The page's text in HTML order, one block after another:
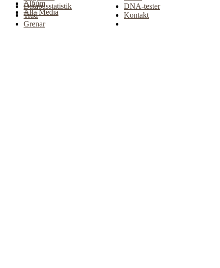
Album
Alla Media
Databasstatistik
Träd
Grenar
DNA-tester
Kontakt